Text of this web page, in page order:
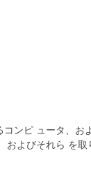
ンピ ュータ、
よびそれら を取